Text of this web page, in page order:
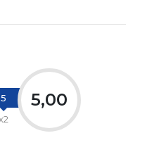
5
5,00